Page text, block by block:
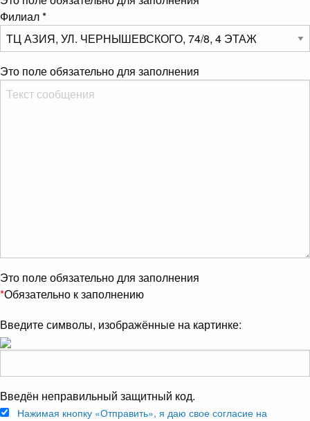
Филиал*
Это поле обязательно для заполнения
Это поле обязательно для заполнения
*Обязательно к заполнению
Введите символы, изображённые на картинке:
Введён неправильный защитный код.
Нажимая кнопку «Отправить», я даю свое согласие на